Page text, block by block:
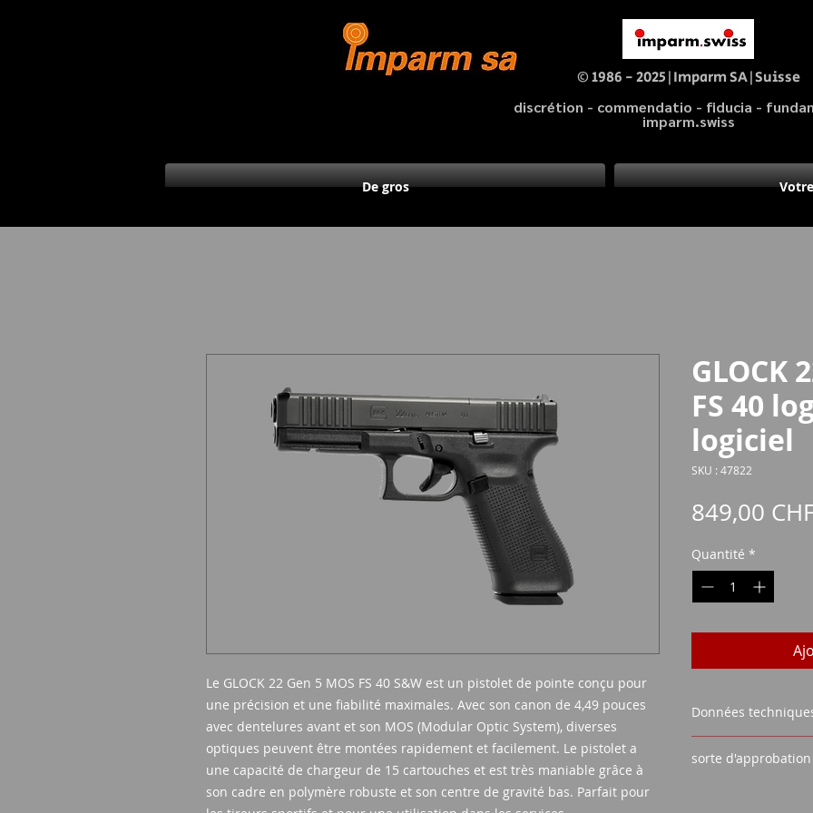
© 1986 - 2025|Imparm SA|Suisse
discrétion - commendatio - fiducia -
imparm.swiss
De gros
Le GLOCK 22 Gen 5 MOS FS 40 S&W est un pistolet de pointe conçu pour
une précision et une fiabilité maximales. Avec son canon de 4,49 pouces
avec dentelures avant et son MOS (Modular Optic System), diverses
optiques peuvent être montées rapidement et facilement. Le pistolet a
une capacité de chargeur de 15 cartouches et est très maniable grâce à
son cadre en polymère robuste et son centre de gravité bas. Parfait pour
GLOCK
FS 40
logiciel
SKU : 47822
849,00
Quantité *
Données
Système de
sorte d'approbation